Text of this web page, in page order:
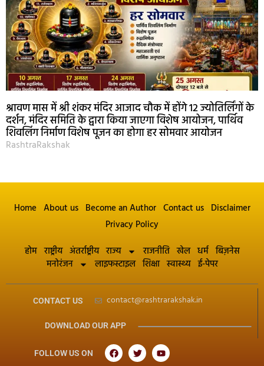
श्रावण मास में श्री शंकर मंदिर आजाद चौक में होंगे 12 ज्योतिर्लिंगों के
दर्शन, मंदिर समिति के द्वारा किया जाएगा विशेष आयोजन, पार्थिव
शिवलिंग निर्माण विशेष पूजन का होगा हर सोमवार आयोजन
RashtraRakshak
Home About us Become an Author Contact us Disclaimer
Privacy Policy
होम राष्ट्रीय अंतर्राष्ट्रीय राज्य राजनीति खेल धर्म बिज़नेस
मनोरंजन
लाइफस्टाइल शिक्षा स्वास्थ्य ई-पेपर
CONTACT US contact@rashtrarakshak.in
DOWNLOAD OUR APP
FOLLOW US ON